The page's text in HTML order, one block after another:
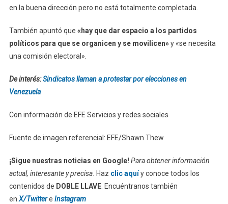
en la buena dirección pero no está totalmente completada.
También apuntó que «hay que dar espacio a los partidos
políticos para que se organicen y se movilicen»y «se necesita
una comisión electoral».
De interés:Sindicatos llaman a protestar por elecciones en
Venezuela
Con información de EFE Servicios y redes sociales
Fuente de imagen referencial: EFE/Shawn Thew
¡Sigue nuestras noticias en Google! Para obtener información
actual, interesante y precisa. Haz clic aquíy conoce todos los
contenidos de DOBLE LLAVE. Encuéntranos también
enX/Twittere Instagram